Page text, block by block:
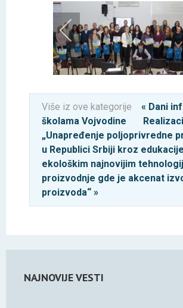
Više iz ove kategorije
« Dani
školama Vojvodine
„Unapređenje poljoprivredne
u Republici Srbiji kroz
ekološkim najnovijim
proizvodnje gde je akcenat
proizvoda“ »
NAJNOVIJE VESTI